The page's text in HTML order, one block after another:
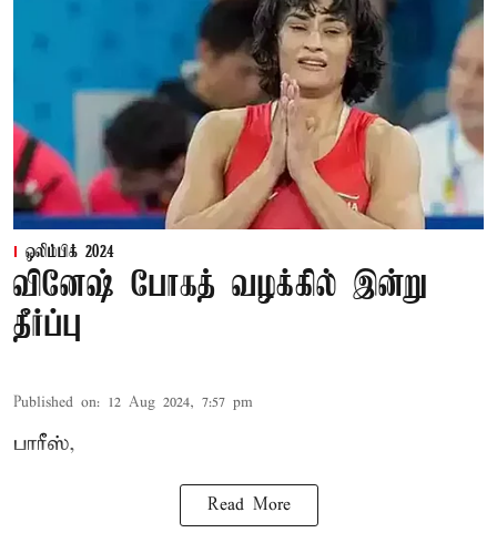
ஒலிம்பிக் 2024
வினேஷ் போகத் வழக்கில் இன்று
தீர்ப்பு
Published on: 12 Aug 2024, 7:57 pm
பாரீஸ்,
Read More